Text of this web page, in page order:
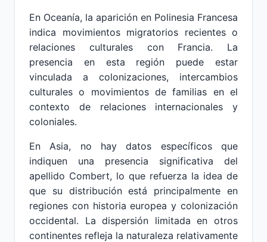
En Oceanía, la aparición en Polinesia Francesa
indica movimientos migratorios recientes o
relaciones culturales con Francia. La
presencia en esta región puede estar
vinculada a colonizaciones, intercambios
culturales o movimientos de familias en el
contexto de relaciones internacionales y
coloniales.
En Asia, no hay datos específicos que
indiquen una presencia significativa del
apellido Combert, lo que refuerza la idea de
que su distribución está principalmente en
regiones con historia europea y colonización
occidental. La dispersión limitada en otros
continentes refleja la naturaleza relativamente